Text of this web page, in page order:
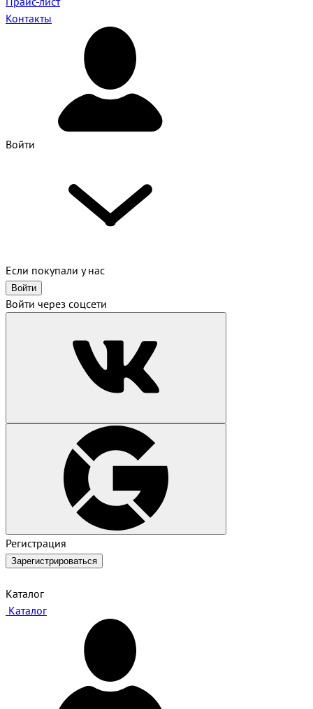
Контакты
Войти
Если покупали у нас
Войти
Войти через соцсети
Регистрация
Зарегистрироваться
Каталог
Каталог